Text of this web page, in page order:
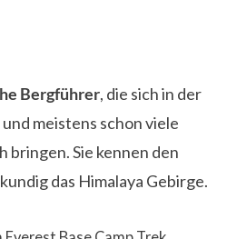
Bergführer, die sich in der
meistens schon viele
bringen. Sie kennen den
das Himalaya Gebirge.